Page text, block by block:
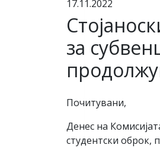
17.11.2022
за
Почитувани,
Денес на
студентски оброк,